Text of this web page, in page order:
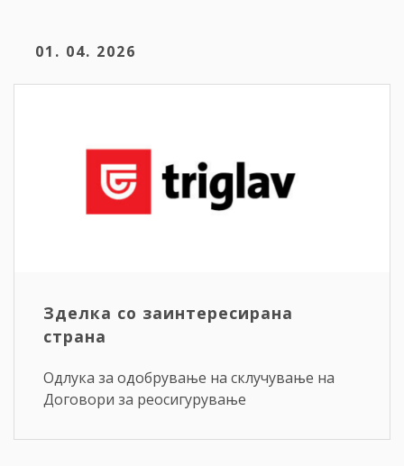
01. 04. 2026
Зделка со заинтересирана
страна
Одлука за одобрување на склучување на
Договори за реосигурување